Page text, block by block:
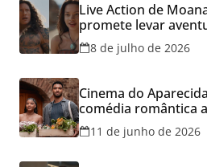
Live Action de
promete levar
Cineflix do
8 de julho de 2026
Cinema do
comédia romântica
hoje e lança
Namorados
11 de junho de 2026